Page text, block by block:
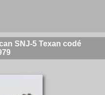
SNJ-5 Texan codé